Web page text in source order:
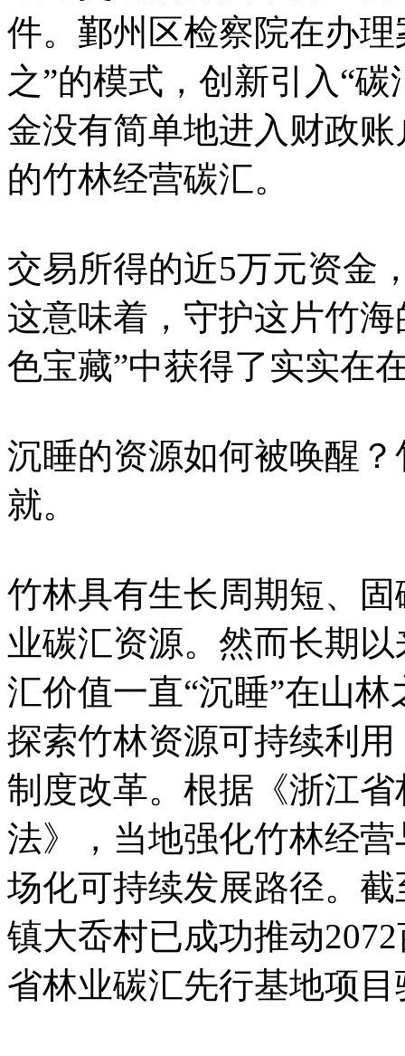
件。鄞州区检察院在办
之”的模式，创新引入“
金没有简单地进入财政
的竹林经营碳汇。
交易所得的近5万元资金
这意味着，守护这片竹
色宝藏”中获得了实实在
沉睡的资源如何被唤醒
就。
竹林具有生长周期短、
业碳汇资源。然而长期
汇价值一直“沉睡”在山
探索竹林资源可持续利
制度改革。根据《浙江
法》，当地强化竹林经
场化可持续发展路径。
镇大岙村已成功推动
省林业碳汇先行基地项目